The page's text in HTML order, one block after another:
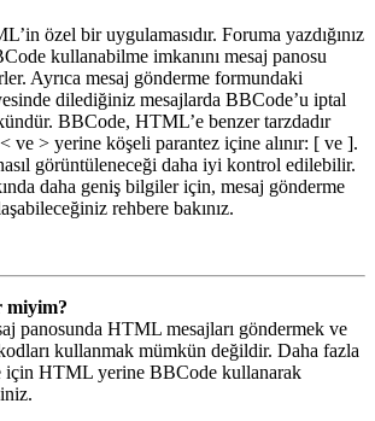
özel bir uygulamasıdır. Foruma yazdığınız
kullanabilme imkanını mesaj panosu
Ayrıca mesaj gönderme formundaki
dilediğiniz mesajlarda BBCode’u iptal
BBCode, HTML’e benzer tarzdadır
ve > yerine köşeli parantez içine alınır: [ ve ].
görüntüleneceği daha iyi kontrol edilebilir.
daha geniş bilgiler için, mesaj gönderme
rehbere bakınız.
panosunda HTML mesajları göndermek ve
kullanmak mümkün değildir. Daha fazla
için HTML yerine BBCode kullanarak